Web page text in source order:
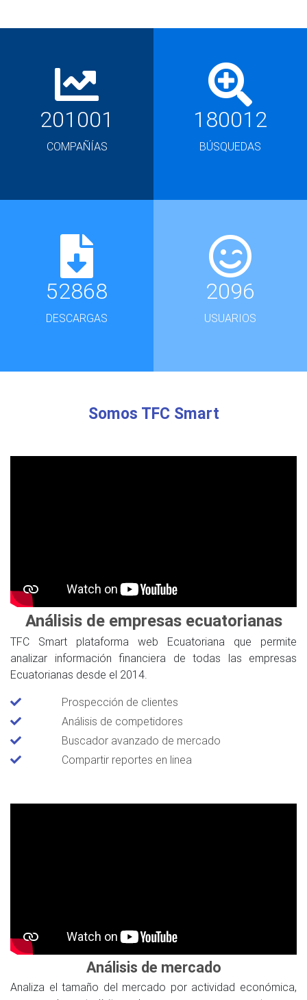
201001
COMPAÑÍAS
180012
BÚSQUEDAS
52868
DESCARGAS
2096
USUARIOS
Somos TFC Smart
Análisis de empresas ecuatorianas
TFC Smart plataforma web Ecuatoriana que permite
analizar información financiera de todas las empresas
Ecuatorianas desde el 2014.
Prospección de clientes
Análisis de competidores
Buscador avanzado de mercado
Compartir reportes en linea
Análisis de mercado
Analiza el tamaño del mercado por actividad económica,